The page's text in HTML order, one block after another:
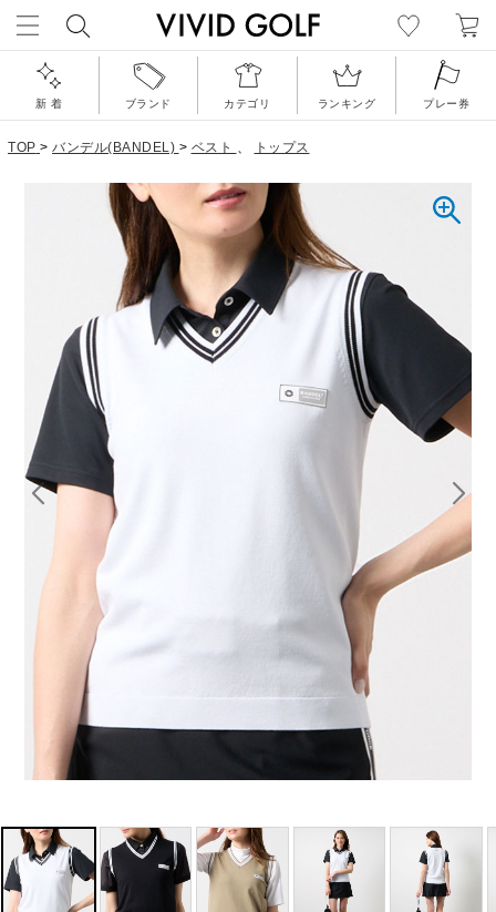
新 着 ブランド カテゴリ ランキング プレー券
TOP > バンデル(BANDEL) > ベスト 、 トップス